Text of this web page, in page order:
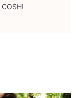
COSH!